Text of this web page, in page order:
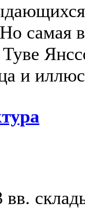
самая
и